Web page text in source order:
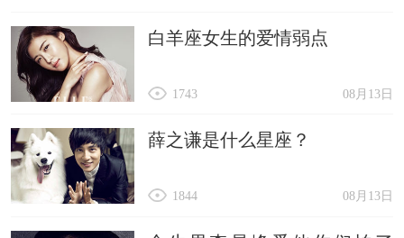
白羊座女生的爱情弱点
08月13日
1743
薛之谦是什么星座？
08月13日
1844